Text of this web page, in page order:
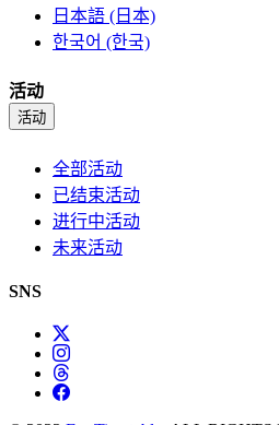
日本語 (日本)
한국어 (한국)
活动
活动
全部活动
已结束活动
进行中活动
未来活动
SNS